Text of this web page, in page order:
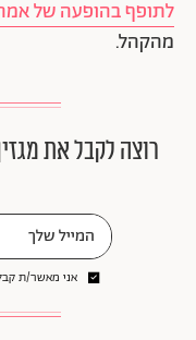
לתופף בהופעה של
מהקהל.
רוצה לקבל את
אני מאשר/ת